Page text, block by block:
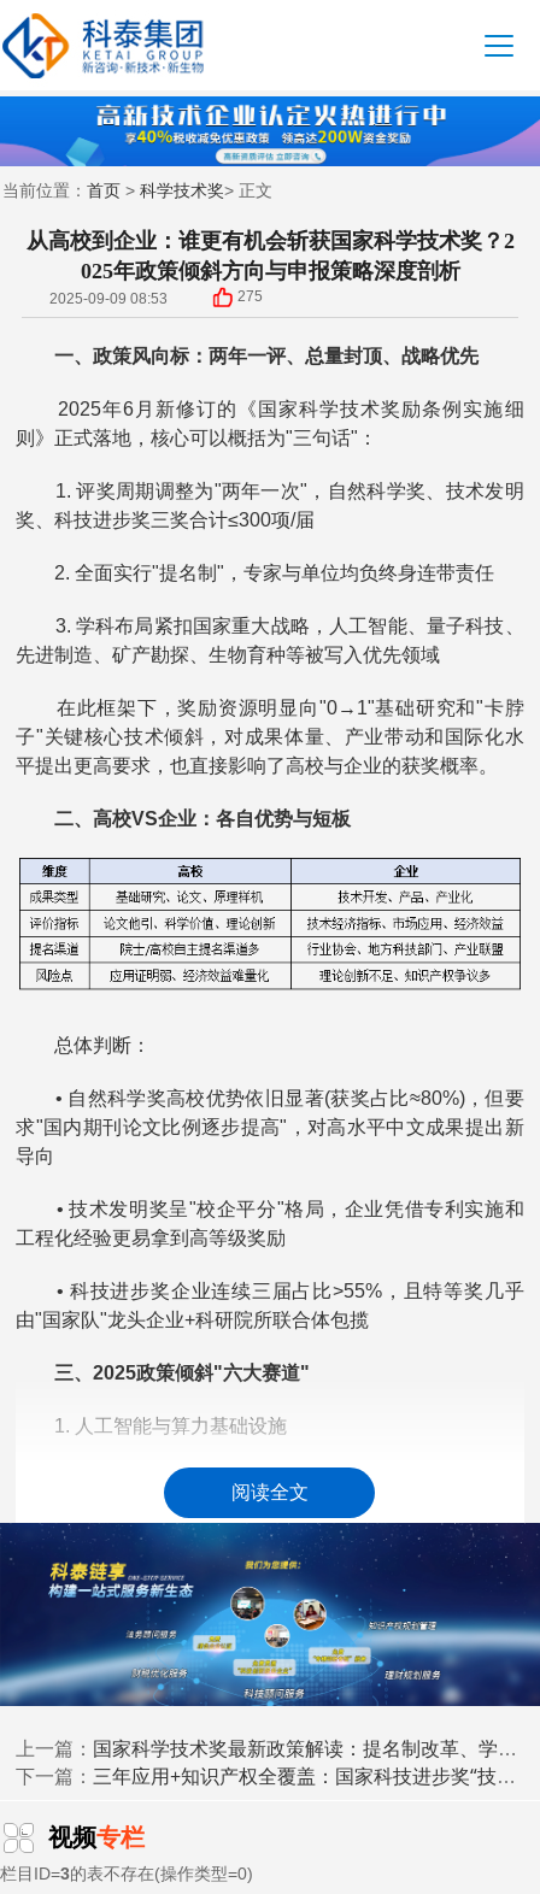
当前位置： 首页 > 科学技术奖> 正文
从高校到企业：谁更有机会斩获国家科学技术奖？2
025年政策倾斜方向与申报策略深度剖析
2025-09-09 08:53 275
一、政策风向标：两年一评、总量封顶、战略优先
2025年6月新修订的《国家科学技术奖励条例实施细
则》正式落地，核心可以概括为"三句话"：
1. 评奖周期调整为"两年一次"，自然科学奖、技术发明
奖、科技进步奖三奖合计≤300项/届
2. 全面实行"提名制"，专家与单位均负终身连带责任
3. 学科布局紧扣国家重大战略，人工智能、量子科技、
先进制造、矿产勘探、生物育种等被写入优先领域
在此框架下，奖励资源明显向"0→1"基础研究和"卡脖
子"关键核心技术倾斜，对成果体量、产业带动和国际化水
平提出更高要求，也直接影响了高校与企业的获奖概率。
二、高校VS企业：各自优势与短板
总体判断：
• 自然科学奖高校优势依旧显著(获奖占比≈80%)，但要
求"国内期刊论文比例逐步提高"，对高水平中文成果提出新
导向
• 技术发明奖呈"校企平分"格局，企业凭借专利实施和
工程化经验更易拿到高等级奖励
• 科技进步奖企业连续三届占比>55%，且特等奖几乎
由"国家队"龙头企业+科研院所联合体包揽
三、2025政策倾斜"六大赛道"
1. 人工智能与算力基础设施
2. 量子信息及量子测量
3. 集成电路、基础软件与智能制造
4. 矿产勘探与深部开采
5. 生物育种、生命健康与高端医疗装备
6. 新能源系统、新型储能及先进材料
如果你的成果不在上述领域，仍有机会，但评审时会默
认"社会公益类"标准，经济效益权重下降，技术普及与公益
四、评审流程"四级跳"
阅读全文
上一篇： 国家科学技术奖最新政策解读：提名制改革、学科布局调整与申报门槛全解析
下一篇： 三年应用+知识产权全覆盖：国家科技进步奖“技术成熟度”证据链拆解
视频专栏
栏目ID=3的表不存在(操作类型=0)